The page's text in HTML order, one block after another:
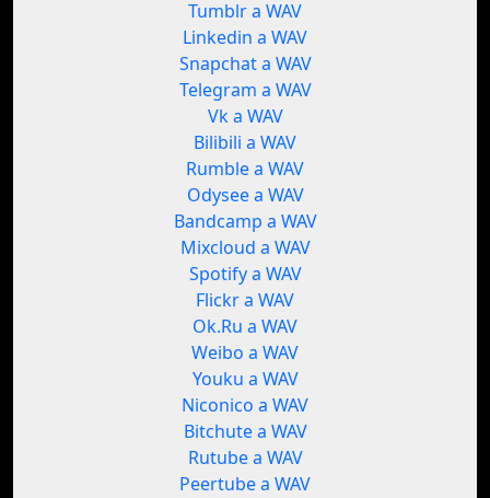
Tumblr a WAV
Linkedin a WAV
Snapchat a WAV
Telegram a WAV
Vk a WAV
Bilibili a WAV
Rumble a WAV
Odysee a WAV
Bandcamp a WAV
Mixcloud a WAV
Spotify a WAV
Flickr a WAV
Ok.Ru a WAV
Weibo a WAV
Youku a WAV
Niconico a WAV
Bitchute a WAV
Rutube a WAV
Peertube a WAV